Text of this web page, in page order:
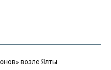
возле Ялты